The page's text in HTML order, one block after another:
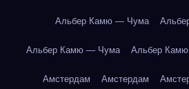
Альбер Камю — Чума
Альбер Камю — Чума Альбер
Амстердам Амстердам